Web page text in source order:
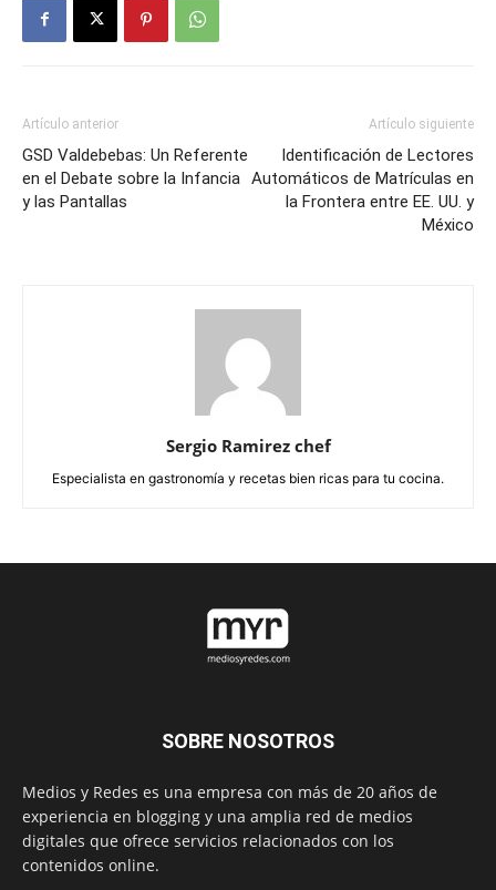
Artículo anterior
GSD Valdebebas: Un Referente
en el Debate sobre la Infancia
y las Pantallas
Artículo siguiente
Identificación de Lectores
Automáticos de Matrículas en
la Frontera entre EE. UU. y
México
Sergio Ramirez chef
Especialista en gastronomía y recetas bien ricas para tu cocina.
SOBRE NOSOTROS
Medios y Redes es una empresa con más de 20 años de
experiencia en blogging y una amplia red de medios
digitales que ofrece servicios relacionados con los
contenidos online.